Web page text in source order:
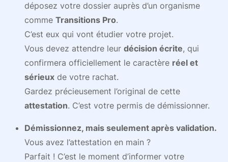
déposez votre dossier auprès d’un organisme
comme Transitions Pro.
C’est eux qui vont étudier votre projet.
Vous devez attendre leur décision écrite, qui
confirmera officiellement le caractère réel et
sérieux de votre rachat.
Gardez précieusement l’original de cette
attestation. C’est votre permis de démissionner.
Démissionnez, mais seulement après validation.
Vous avez l’attestation en main ?
Parfait ! C’est le moment d’informer votre